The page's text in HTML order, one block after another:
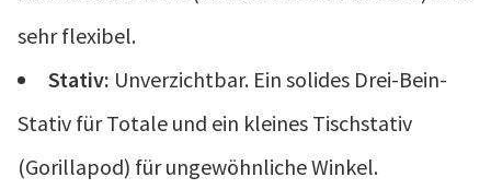
sehr flexibel.
Stativ: Unverzichtbar. Ein solides Drei-Bein-
Stativ für Totale und ein kleines Tischstativ
(Gorillapod) für ungewöhnliche Winkel.